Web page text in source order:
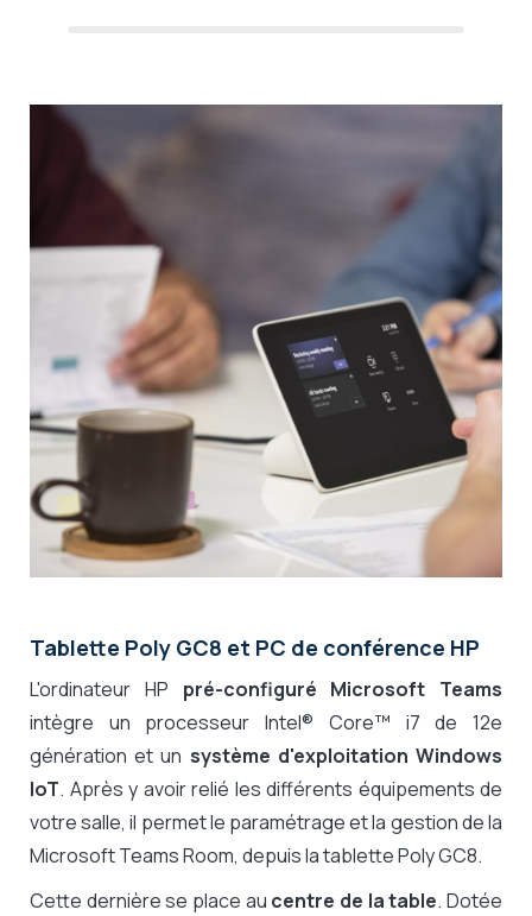
Tablette Poly GC8 et PC de conférence HP
L'ordinateur HP pré-configuré Microsoft Teams
intègre un processeur Intel® Core™ i7 de 12e
génération et un système d'exploitation Windows
IoT. Après y avoir relié les différents équipements de
votre salle, il permet le paramétrage et la gestion de la
Microsoft Teams Room, depuis la tablette Poly GC8.
Cette dernière se place au centre de la table. Dotée